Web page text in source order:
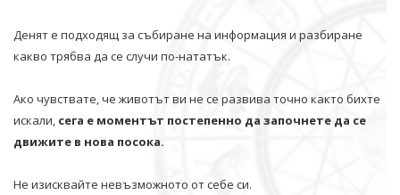
Денят е подходящ за събиране на информация и разбиране
какво трябва да се случи по-нататък.
Ако чувствате, че животът ви не се развива точно както бихте
искали, сега е моментът постепенно да започнете да се
движите в нова посока.
Не изисквайте невъзможното от себе си.